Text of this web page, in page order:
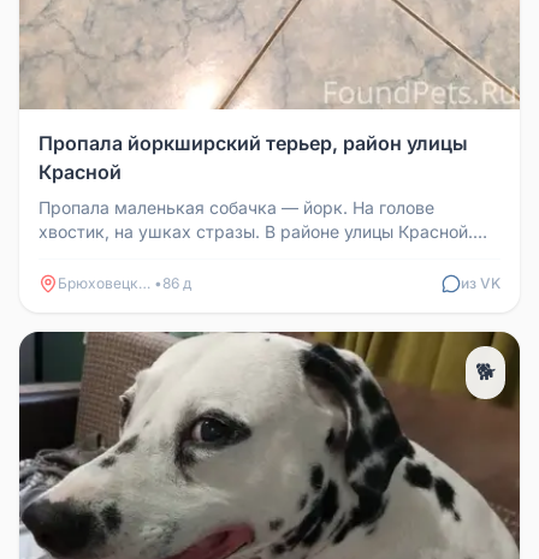
Пропала йоркширский терьер, район улицы
Красной
Пропала маленькая собачка — йорк. На голове
хвостик, на ушках стразы. В районе улицы Красной.
Брюховецкая • 86 д из VK
🐕